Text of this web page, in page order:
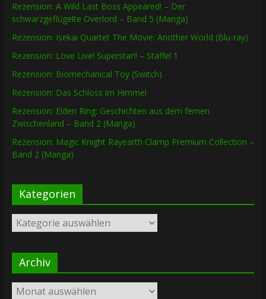
Rezension: A Wild Last Boss Appeared! – Der
schwarzgeflügelte Overlord – Band 5 (Manga)
Rezension: Isekai Quartet The Movie: Another World (Blu-ray)
Rezension: Love Live! Superstar!! – Staffel 1
Rezension: Biomechanical Toy (Switch)
Rezension: Das Schloss im Himmel
Rezension: Elden Ring: Geschichten aus dem fernen
Zwischenland – Band 2 (Manga)
Rezension: Magic Knight Rayearth Clamp Premium Collection –
Band 2 (Manga)
Kategorien
Kategorien
Archiv
Archiv